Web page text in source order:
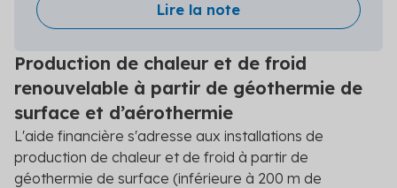
Lire la note
Production de chaleur et de froid
renouvelable à partir de géothermie de
surface et d’aérothermie
L'aide financière s'adresse aux installations de
production de chaleur et de froid à partir de
géothermie de surface (inférieure à 200 m de